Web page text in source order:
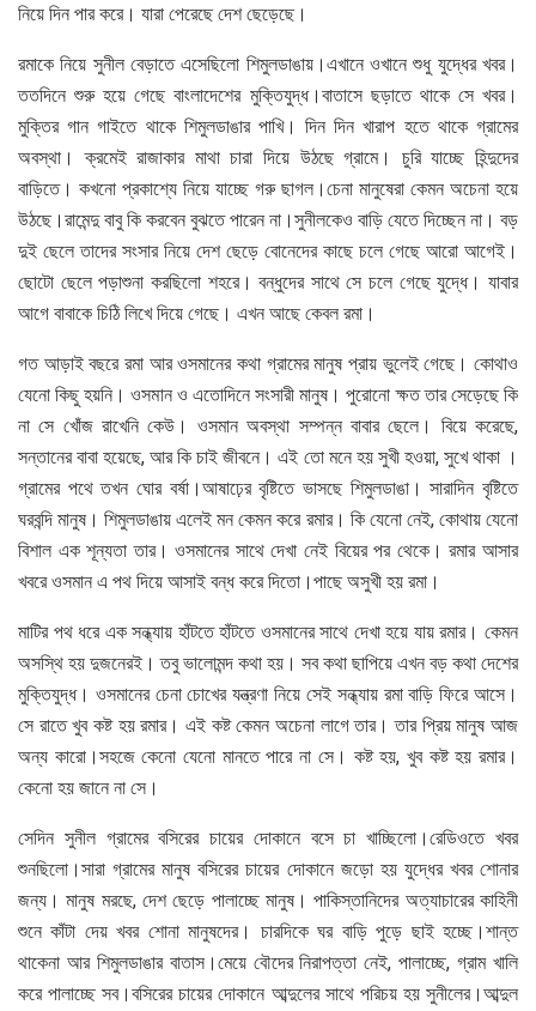
নিয়ে দিন পার করে। যারা পেরেছে দেশ ছেড়েছে।
রমাকে নিয়ে সুনীল বেড়াতে এসেছিলো শিমুলডাঙায়।এখানে ওখানে শুধু যুদ্ধের খবর।
ততদিনে শুরু হয়ে গেছে বাংলাদেশের মুক্তিযুদ্ধ।বাতাসে ছড়াতে থাকে সে খবর।
মুক্তির গান গাইতে থাকে শিমুলডাঙার পাখি। দিন দিন খারাপ হতে থাকে গ্রামের
অবস্থা। ক্রমেই রাজাকার মাথা চারা দিয়ে উঠছে গ্রামে। চুরি যাচ্ছে হিন্দুদের
বাড়িতে। কখনো প্রকাশ্যে নিয়ে যাচ্ছে গরু ছাগল।চেনা মানুষেরা কেমন অচেনা হয়ে
উঠছে।রামেন্দু বাবু কি করবেন বুঝতে পারেন না।সুনীলকেও বাড়ি যেতে দিচ্ছেন না। বড়
দুই ছেলে তাদের সংসার নিয়ে দেশ ছেড়ে বোনেদের কাছে চলে গেছে আরো আগেই।
ছোটো ছেলে পড়াশুনা করছিলো শহরে। বন্ধুদের সাথে সে চলে গেছে যুদ্ধে। যাবার
আগে বাবাকে চিঠি লিখে দিয়ে গেছে। এখন আছে কেবল রমা।
গত আড়াই বছরে রমা আর ওসমানের কথা গ্রামের মানুষ প্রায় ভুলেই গেছে। কোথাও
যেনো কিছু হয়নি। ওসমান ও এতোদিনে সংসারী মানুষ। পুরোনো ক্ষত তার সেড়েছে কি
না সে খোঁজ রাখেনি কেউ। ওসমান অবস্থা সম্পন্ন বাবার ছেলে। বিয়ে করেছে,
সন্তানের বাবা হয়েছে, আর কি চাই জীবনে। এই তো মনে হয় সুখী হওয়া, সুখে থাকা ।
গ্রামের পথে তখন ঘোর বর্ষা।আষাঢ়ের বৃষ্টিতে ভাসছে শিমুলডাঙা। সারাদিন বৃষ্টিতে
ঘরবন্দি মানুষ। শিমুলডাঙায় এলেই মন কেমন করে রমার। কি যেনো নেই, কোথায় যেনো
বিশাল এক শূন্যতা তার। ওসমানের সাথে দেখা নেই বিয়ের পর থেকে। রমার আসার
খবরে ওসমান এ পথ দিয়ে আসাই বন্ধ করে দিতো।পাছে অসুখী হয় রমা।
মাটির পথ ধরে এক সন্ধ্যায় হাঁটতে হাঁটতে ওসমানের সাথে দেখা হয়ে যায় রমার। কেমন
অসস্থি হয় দুজনেরই। তবু ভালোমন্দ কথা হয়। সব কথা ছাপিয়ে এখন বড় কথা দেশের
মুক্তিযুদ্ধ। ওসমানের চেনা চোখের যন্ত্রণা নিয়ে সেই সন্ধ্যায় রমা বাড়ি ফিরে আসে।
সে রাতে খুব কষ্ট হয় রমার। এই কষ্ট কেমন অচেনা লাগে তার। তার প্রিয় মানুষ আজ
অন্য কারো।সহজে কেনো যেনো মানতে পারে না সে। কষ্ট হয়, খুব কষ্ট হয় রমার।
কেনো হয় জানে না সে।
সেদিন সুনীল গ্রামের বসিরের চায়ের দোকানে বসে চা খাচ্ছিলো।রেডিওতে খবর
শুনছিলো।সারা গ্রামের মানুষ বসিরের চায়ের দোকানে জড়ো হয় যুদ্ধের খবর শোনার
জন্য। মানুষ মরছে, দেশ ছেড়ে পালাচ্ছে মানুষ। পাকিস্তানিদের অত্যাচারের কাহিনী
শুনে কাঁটা দেয় খবর শোনা মানুষদের। চারদিকে ঘর বাড়ি পুড়ে ছাই হচ্ছে।শান্ত
থাকেনা আর শিমুলডাঙার বাতাস।মেয়ে বৌদের নিরাপত্তা নেই, পালাচ্ছে, গ্রাম খালি
করে পালাচ্ছে সব।বসিরের চায়ের দোকানে আব্দুলের সাথে পরিচয় হয় সুনীলের।আব্দুল